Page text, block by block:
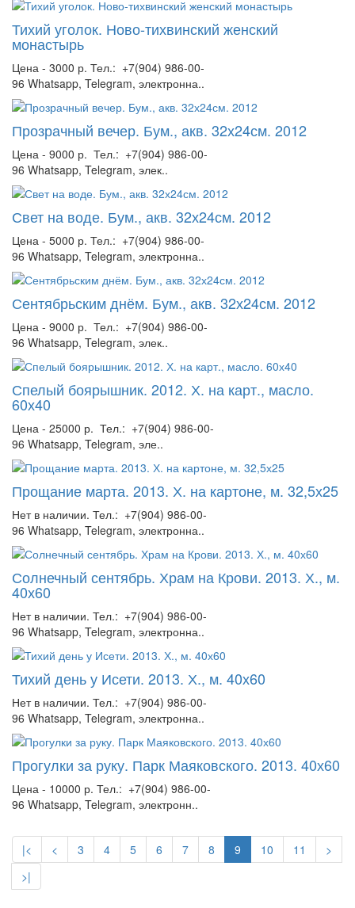
Тихий уголок. Ново-тихвинский женский
монастырь
Цена - 3000 р. Тел.: +7(904) 986-00-
96 Whatsapp, Telegram, электронна..
Прозрачный вечер. Бум., акв. 32х24см. 2012
Цена - 9000 р. Тел.: +7(904) 986-00-
96 Whatsapp, Telegram, элек..
Свет на воде. Бум., акв. 32х24см. 2012
Цена - 5000 р. Тел.: +7(904) 986-00-
96 Whatsapp, Telegram, электронна..
Сентябрьским днём. Бум., акв. 32х24см. 2012
Цена - 9000 р. Тел.: +7(904) 986-00-
96 Whatsapp, Telegram, элек..
Спелый боярышник. 2012. Х. на карт., масло.
60х40
Цена - 25000 р. Тел.: +7(904) 986-00-
96 Whatsapp, Telegram, эле..
Прощание марта. 2013. Х. на картоне, м. 32,5х25
Нет в наличии. Тел.: +7(904) 986-00-
96 Whatsapp, Telegram, электронна..
Солнечный сентябрь. Храм на Крови. 2013. Х., м.
40х60
Нет в наличии. Тел.: +7(904) 986-00-
96 Whatsapp, Telegram, электронна..
Тихий день у Исети. 2013. Х., м. 40х60
Нет в наличии. Тел.: +7(904) 986-00-
96 Whatsapp, Telegram, электронна..
Прогулки за руку. Парк Маяковского. 2013. 40х60
Цена - 10000 р. Тел.: +7(904) 986-00-
96 Whatsapp, Telegram, электронн..
|< < 3 4 5 6 7 8 9 10 11
>
>|